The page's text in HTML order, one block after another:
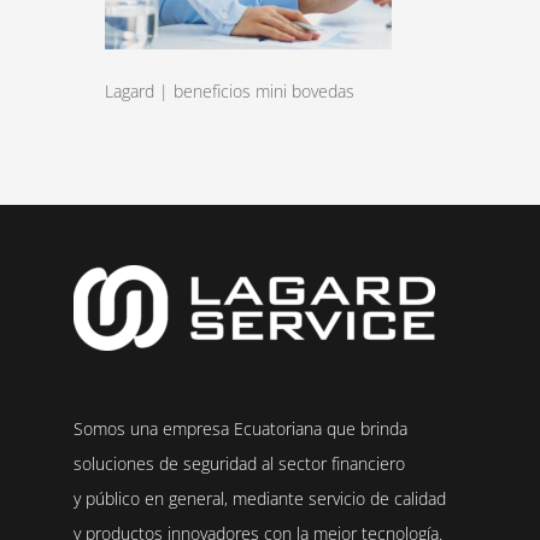
Lagard | beneficios mini bovedas
Somos una empresa Ecuatoriana que brinda
soluciones de seguridad al sector financiero
y público en general, mediante servicio de calidad
y productos innovadores con la mejor tecnología.